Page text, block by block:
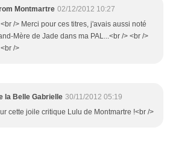
Montmartre 02/12/2012 10:27
/> Merci pour ces titres, j'avais aussi noté
Mère de Jade dans ma PAL...<br /> <br />
/>
la Belle Gabrielle 30/11/2012 05:19
cette joile critique Lulu de Montmartre !<br />